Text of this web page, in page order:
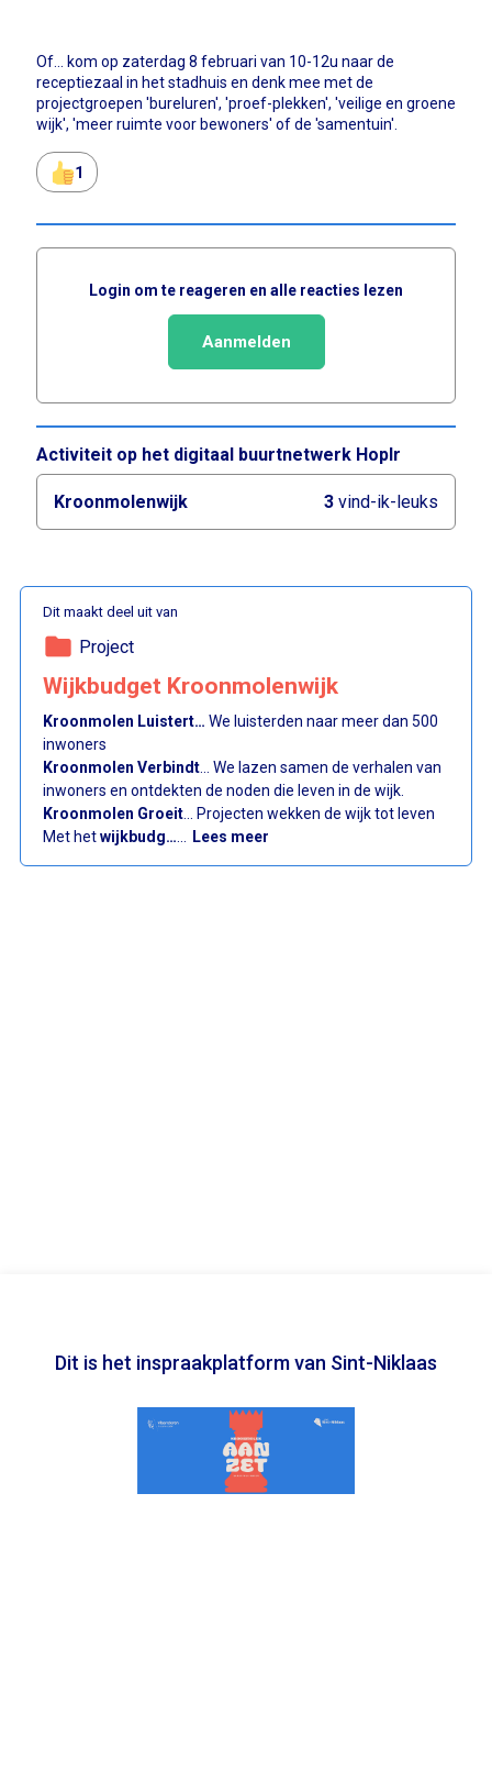
Of... kom op zaterdag 8 februari van 10-12u naar de
receptiezaal in het stadhuis en denk mee met de
projectgroepen 'bureluren', 'proef-plekken', 'veilige en groene
wijk', 'meer ruimte voor bewoners' of de 'samentuin'.
1
Login om te reageren en alle reacties lezen
Aanmelden
Activiteit op het digitaal buurtnetwerk Hoplr
Kroonmolenwijk 3 vind-ik-leuks
Dit maakt deel uit van
folder Project
Wijkbudget Kroonmolenwijk
Kroonmolen Luistert… We luisterden naar meer dan 500
inwoners
Kroonmolen Verbindt... We lazen samen de verhalen van
inwoners en ontdekten de noden die leven in de wijk.
Kroonmolen Groeit... Projecten wekken de wijk tot leven
Met hetwijkbudg…… Lees meer
Dit is het inspraakplatform van Sint-Niklaas